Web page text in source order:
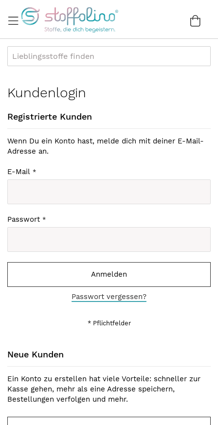
zum
Inhalt
Kundenlogin
Registrierte Kunden
Wenn Du ein Konto hast, melde dich mit deiner E-Mail-
Adresse an.
E-Mail
Passwort
Anmelden
Passwort vergessen?
Neue Kunden
Ein Konto zu erstellen hat viele Vorteile: schneller zur
Kasse gehen, mehr als eine Adresse speichern,
Bestellungen verfolgen und mehr.